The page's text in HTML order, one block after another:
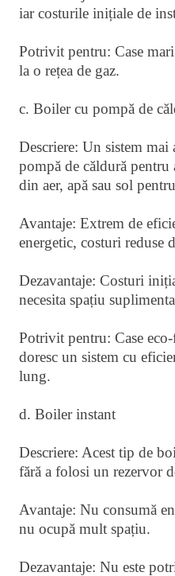
iar costurile inițiale de
Potrivit pentru: Case
la o rețea de gaz.
c. Boiler cu pompă de
Descriere: Un sistem mai
pompă de căldură pentru
din aer, apă sau sol
Avantaje: Extrem de
energetic, costuri reduse
Dezavantaje: Costuri
necesita spațiu
Potrivit pentru: Case
doresc un sistem cu
lung.
d. Boiler instant
Descriere: Acest tip de
fără a folosi un rezervor
Avantaje: Nu consumă
nu ocupă mult spațiu.
Dezavantaje: Nu este